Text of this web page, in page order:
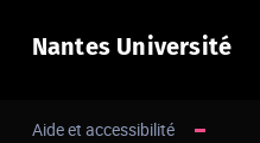
Nantes Université
Aide et accessibilité